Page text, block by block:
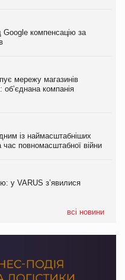
компенсацію за
мережу магазинів
компанія
із наймасштабніших
час повномасштабної війни
у VARUS з’явилися
всі новини
із наймасштабніших
у VARUS з’явилися
вироби на
склад шоколаду
компенсацію за
маркетинг за квартал